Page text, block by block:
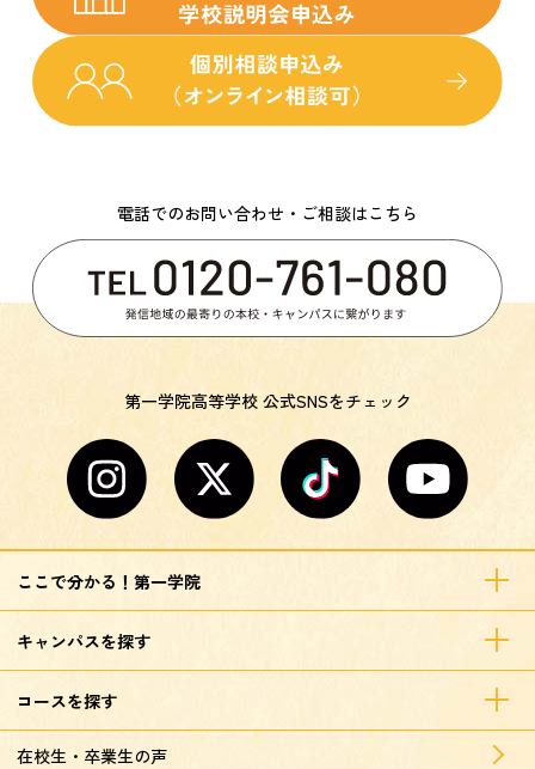
電話でのお問い合わせ・ご相談はこちら
第一学院高等学校 公式SNSをチェック
ここで分かる！第一学院
キャンパスを探す
コースを探す
在校生・卒業生の声